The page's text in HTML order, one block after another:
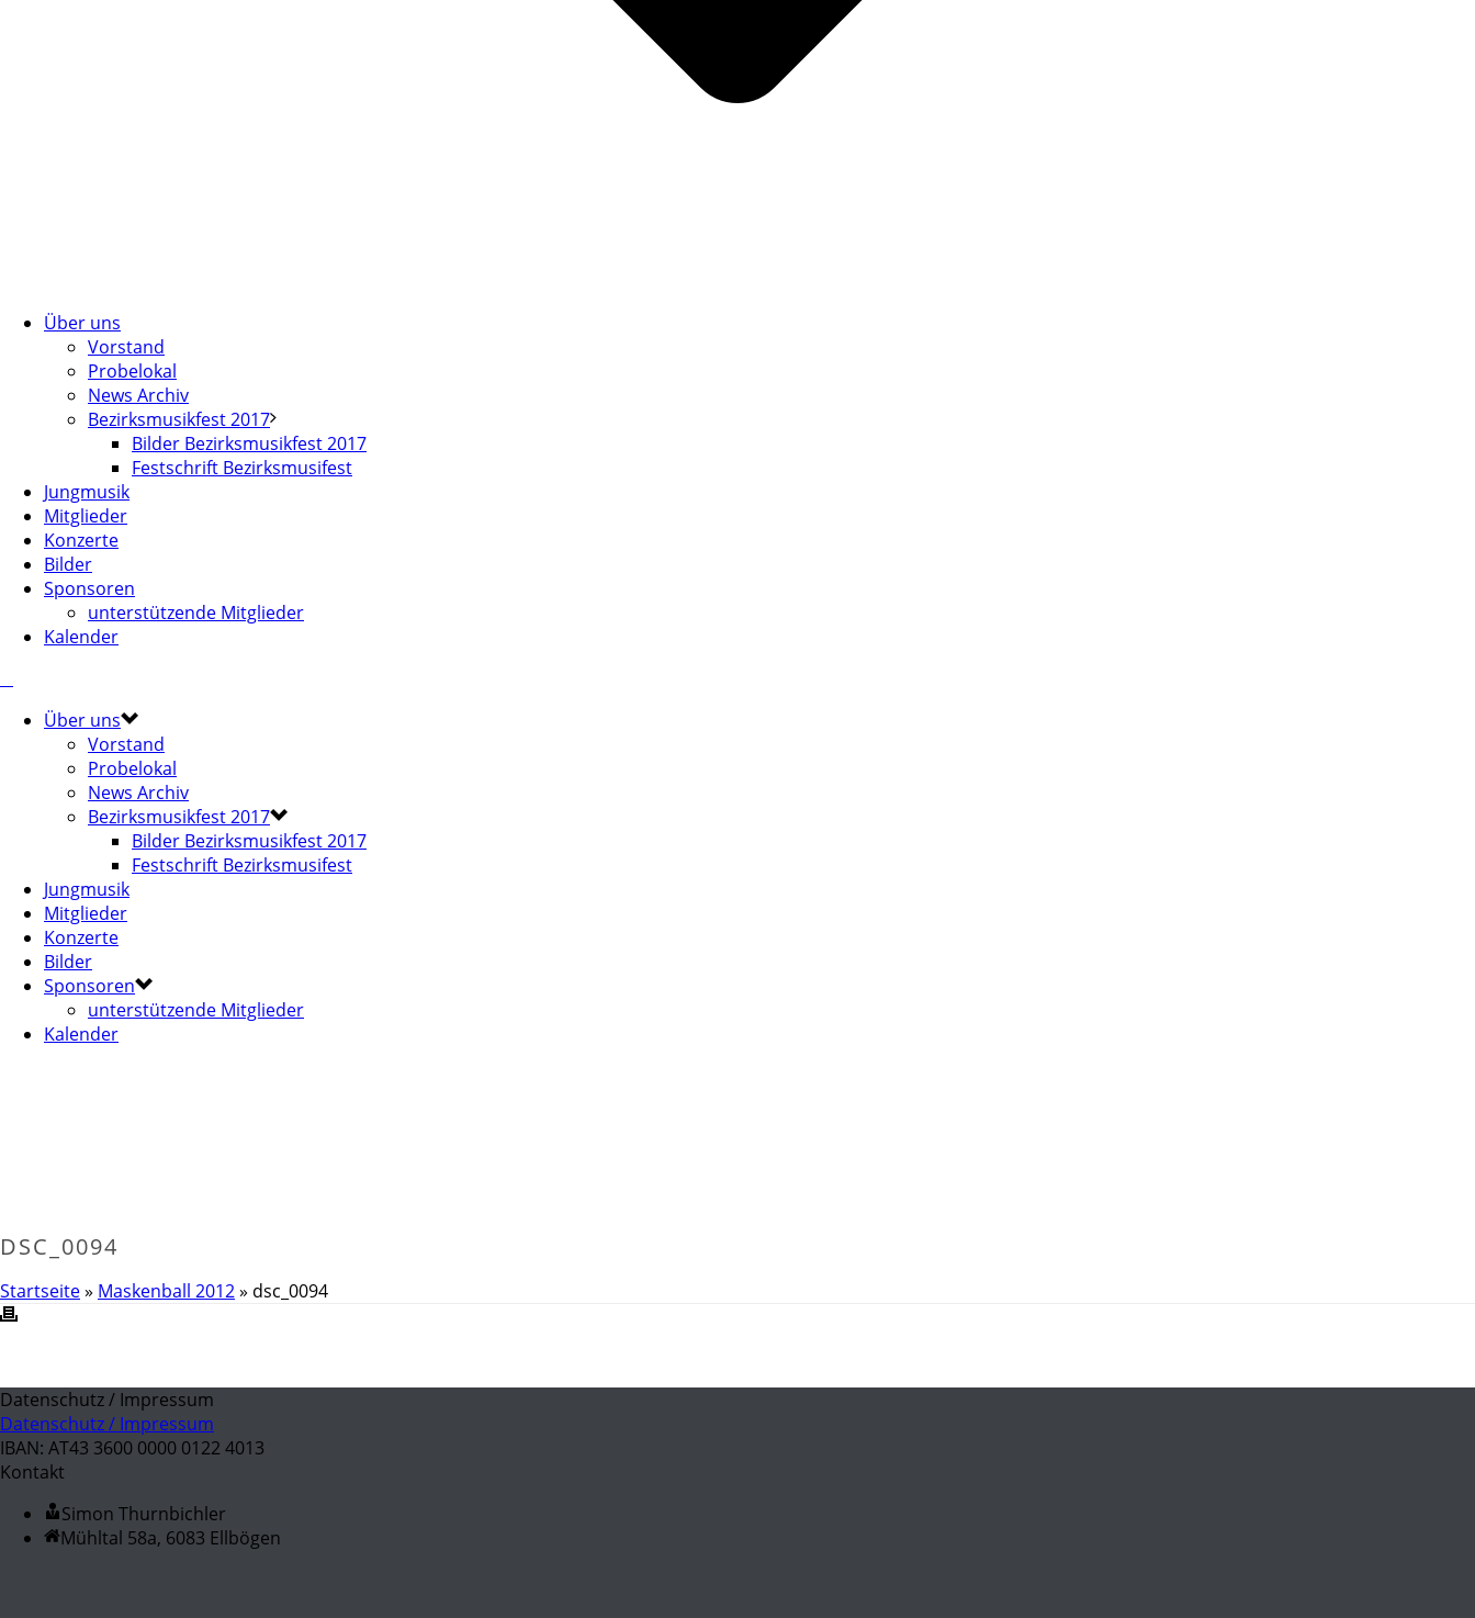
Über uns
Vorstand
Probelokal
News Archiv
Bezirksmusikfest 2017
Bilder Bezirksmusikfest 2017
Festschrift Bezirksmusifest
Jungmusik
Mitglieder
Konzerte
Bilder
Sponsoren
unterstützende Mitglieder
Kalender
Über uns
Vorstand
Probelokal
News Archiv
Bezirksmusikfest 2017
Bilder Bezirksmusikfest 2017
Festschrift Bezirksmusifest
Jungmusik
Mitglieder
Konzerte
Bilder
Sponsoren
unterstützende Mitglieder
Kalender
DSC_0094
Startseite» Maskenball 2012» dsc_0094
Datenschutz / Impressum
Datenschutz / Impressum
IBAN: AT43 3600 0000 0122 4013
Kontakt
Simon Thurnbichler
Mühltal 58a, 6083 Ellbögen